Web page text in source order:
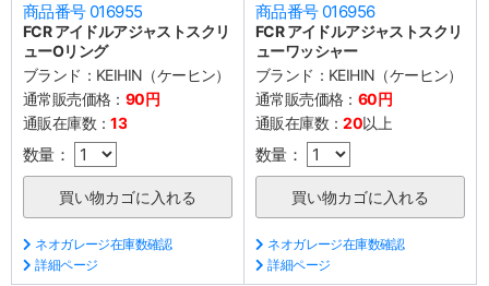
商品番号 016955
FCR アイドルアジャストスクリ
ューOリング
ブランド： KEIHIN（ケーヒン）
通常販売価格： 90円
通販在庫数：13
数量：
ネオガレージ在庫数確認
詳細ページ
商品番号 016956
FCR アイドルアジャストスクリ
ューワッシャー
ブランド： KEIHIN（ケーヒン）
通常販売価格： 60円
通販在庫数：20以上
数量：
ネオガレージ在庫数確認
詳細ページ